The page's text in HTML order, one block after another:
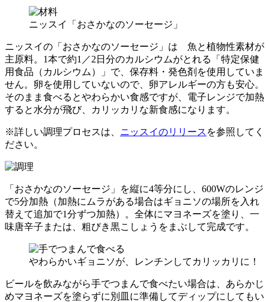
ニッスイ「おさかなのソーセージ」
ニッスイの「おさかなのソーセージ」は 魚と植物性素材が
主原料。1本で約1／2日分のカルシウムがとれる「特定保健
用食品（カルシウム）」で、保存料・発色剤を使用していま
せん。卵を使用していないので、卵アレルギーの方も安心。
そのまま食べるとやわらかい食感ですが、電子レンジで加熱
すると水分が飛び、カリッカリな新食感になります。
※詳しい調理プロセスは、 ニッスイのリリース を参照してく
ださい。
「おさかなのソーセージ」を縦に4等分にし、600Wのレンジ
で5分加熱（加熱にムラがある場合はギョニソの場所を入れ
替えて追加で1分ずつ加熱）。全体にマヨネーズを塗り、一
味唐辛子または、粗びき黒こしょうをまぶして完成です。
やわらかいギョニソが、レンチンしてカリッカリに！
ビールを飲みながら手でつまんで食べたい場合は、あらかじ
めマヨネーズを塗らずに別皿に準備してディップにしてもい